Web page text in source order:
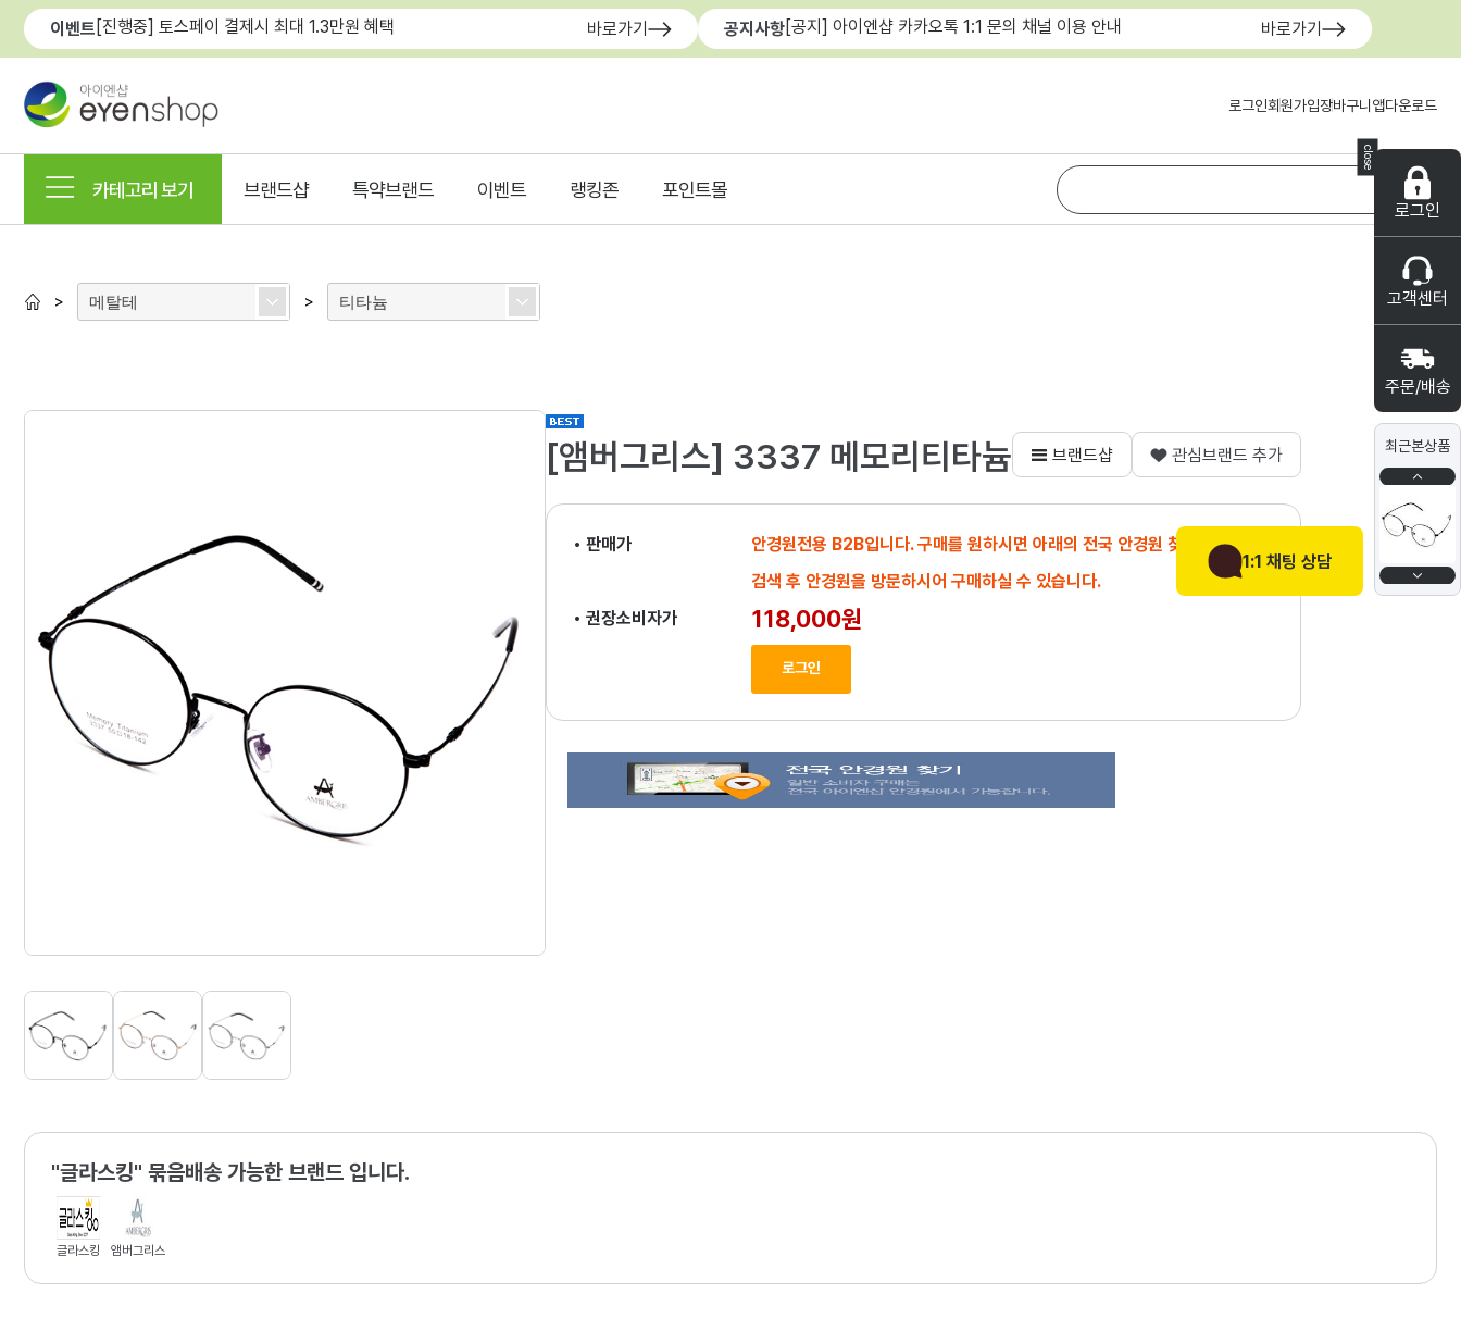
close
로그인
고객센터
주문/배송
최근본상품
1:1 채팅 상담
이벤트 [진행중] 토스페이 결제시 최대 1.3만원 혜택 바로가기 공지사항[공지] 아이엔샵 카카오톡 1:1 문의 채널 이용 안내 바로가기
로그인회원가입장바구니 앱다운로드
카테고리 보기 브랜드샵 특약브랜드 이벤트 랭킹존 포인트몰
> 메탈테 > 티타늄
[앰버그리스] 3337 메모리티타늄 브랜드샵 관심브랜드 추가
• 판매가
안경원전용 B2B입니다. 구매를 원하시면 아래의 전국 안경원 찾기에서
검색 후 안경원을 방문하시어 구매하실 수 있습니다.
• 권장소비자가
118,000원
로그인
"글라스킹" 묶음배송 가능한 브랜드 입니다.
글라스킹 앰버그리스